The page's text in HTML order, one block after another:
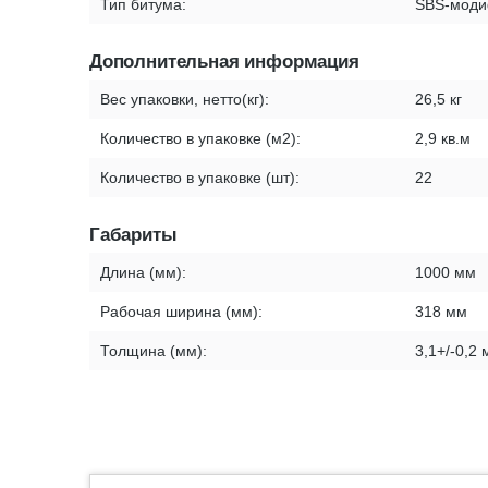
Тип битума: SBS-
Дополнительная информация
Вес упаковки, нетто(кг): 26,5 кг
Количество в упаковке (м2): 2,9 кв.м
Количество в упаковке (шт): 22
Габариты
Длина (мм): 1000 мм
Рабочая ширина (мм): 318 мм
Толщина (мм): 3,1+/-0,2